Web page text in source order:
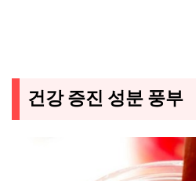
건강 증진 성분 풍부